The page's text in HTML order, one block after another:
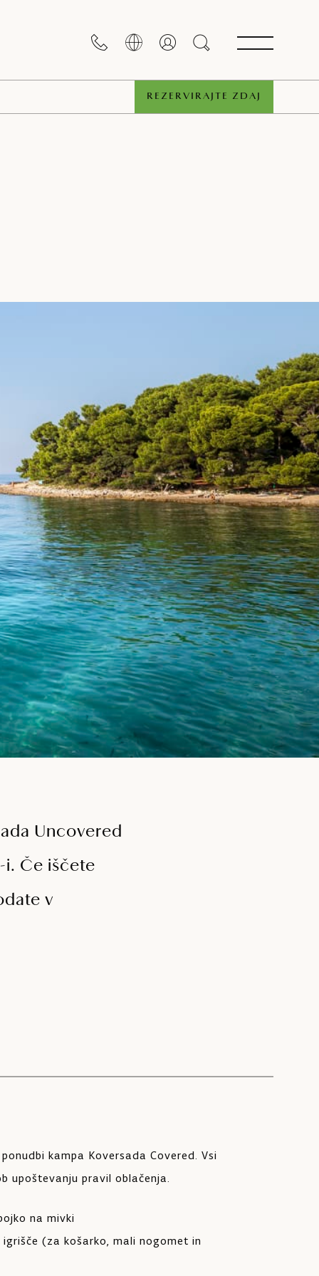
REZERVIRAJTE ZDAJ
Uncovered
i. Če iščete
v
kampa Koversada Covered. Vsi
upoštevanju pravil oblačenja.
na mivki
igrišče (za košarko, mali nogomet in